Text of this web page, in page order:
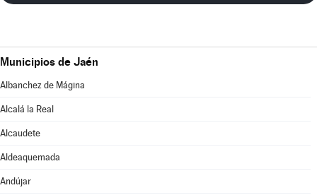
Municipios de Jaén
Albanchez de Mágina
Alcalá la Real
Alcaudete
Aldeaquemada
Andújar